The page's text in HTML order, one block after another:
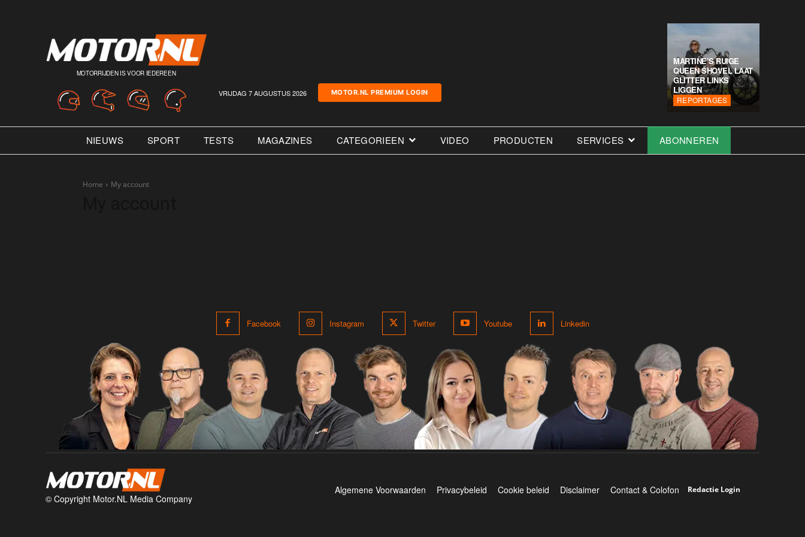
MOTORRIJDEN IS VOOR IEDEREEN
VRIJDAG 7 AUGUSTUS 2026 MOTOR.NL PREMIUM LOGIN
MARTINE’S RUIGE
QUEEN SHOVEL LAAT
GLITTER LINKS
LIGGEN
REPORTAGES
NIEUWS SPORT TESTS MAGAZINES CATEGORIEEN VIDEO PRODUCTEN SERVICES ABONNEREN
Home My account
Facebook Instagram Twitter Youtube Linkedin
© Copyright Motor.NL Media Company
Algemene Voorwaarden Privacybeleid Cookie beleid Disclaimer Contact & Colofon Redactie Login